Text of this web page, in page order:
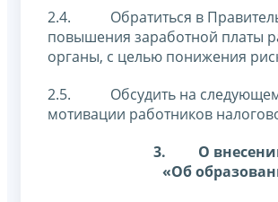
2.4. Обратиться в
повышения заработной платы
органы, с целью понижения
2.5. Обсудить на следующем
мотивации работников
3.
О
«Об